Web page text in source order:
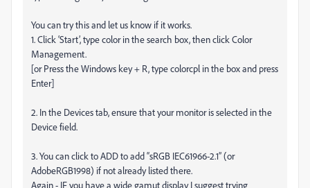
You can try this and let us know if it works.
1. Click ‘Start’, type color in the search box, then click Color
Management.
[or Press the Windows key + R, type colorcpl in the box and press
Enter]
2. In the Devices tab, ensure that your monitor is selected in the
Device field.
3. You can click to ADD to add “sRGB IEC61966-2.1” (or
AdobeRGB1998) if not already listed there.
Again - IF you have a wide gamut display I suggest trying